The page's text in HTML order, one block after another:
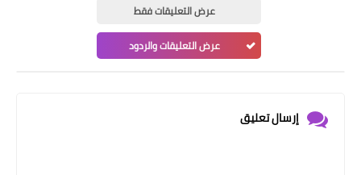
عرض التعليقات فقط
عرض التعليقات والردود
إرسال تعليق